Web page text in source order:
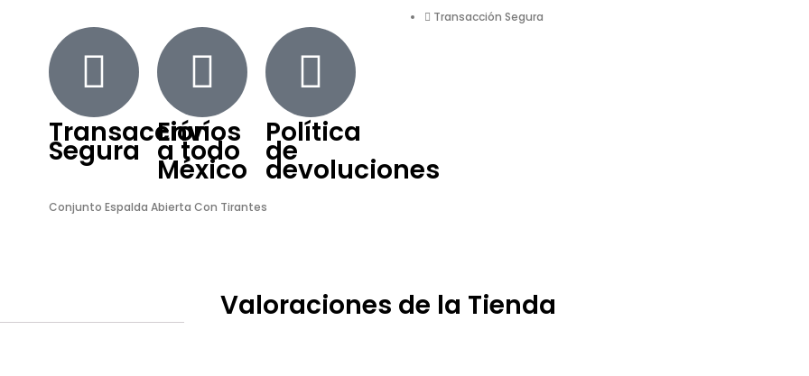
Transacción
Segura
Envíos
a todo
México
Política
de
devoluciones
Conjunto Espalda Abierta Con Tirantes
Transacción Segura
Valoraciones de la Tienda